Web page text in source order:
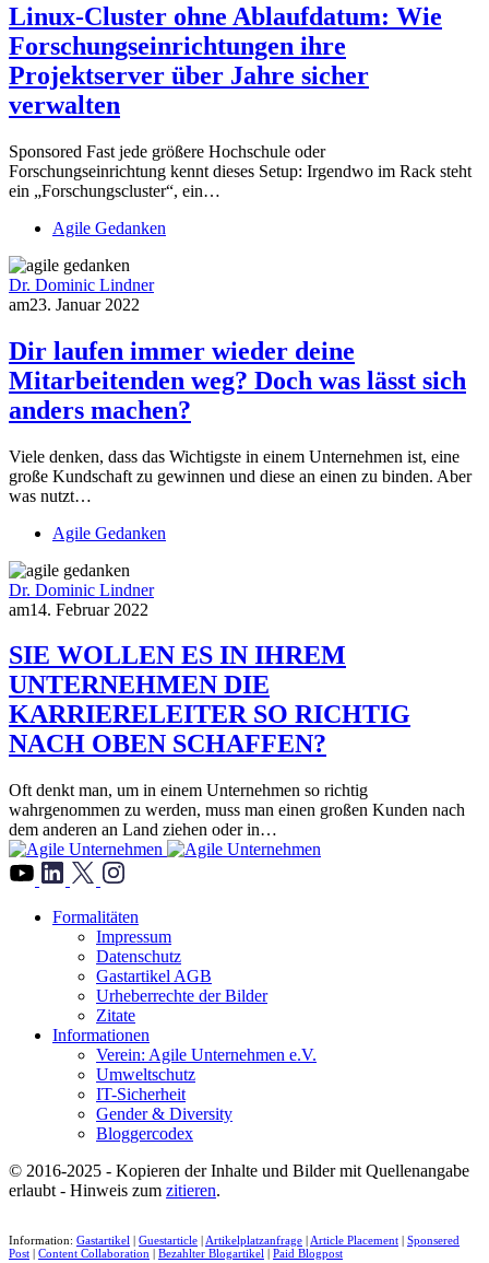
Linux-Cluster ohne Ablaufdatum: Wie
Forschungseinrichtungen ihre
Projektserver über Jahre sicher
verwalten
Sponsored Fast jede größere Hochschule oder
Forschungseinrichtung kennt dieses Setup: Irgendwo im Rack steht
ein „Forschungscluster“, ein…
Agile Gedanken
Dr. Dominic Lindner
am23. Januar 2022
Dir laufen immer wieder deine
Mitarbeitenden weg? Doch was lässt sich
anders machen?
Viele denken, dass das Wichtigste in einem Unternehmen ist, eine
große Kundschaft zu gewinnen und diese an einen zu binden. Aber
was nutzt…
Agile Gedanken
Dr. Dominic Lindner
am14. Februar 2022
SIE WOLLEN ES IN IHREM
UNTERNEHMEN DIE
KARRIERELEITER SO RICHTIG
NACH OBEN SCHAFFEN?
Oft denkt man, um in einem Unternehmen so richtig
wahrgenommen zu werden, muss man einen großen Kunden nach
dem anderen an Land ziehen oder in…
Formalitäten
Impressum
Datenschutz
Gastartikel AGB
Urheberrechte der Bilder
Zitate
Informationen
Verein: Agile Unternehmen e.V.
Umweltschutz
IT-Sicherheit
Gender & Diversity
Bloggercodex
© 2016-2025 - Kopieren der Inhalte und Bilder mit Quellenangabe
erlaubt - Hinweis zum zitieren.
Information: Gastartikel Guestarticle Artikelplatzanfrage Article Placement
Sponsered
Post
Content Collaboration Bezahlter Blogartikel Paid Blogpost